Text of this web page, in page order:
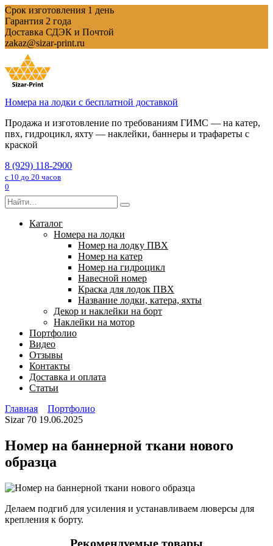
Перейти
к
содержанию
Срок изготовления 1 день
Гарантия 2 года
Доставка СДЭК и Почтой
zakaz@sizar-print.ru
Номера на лодки с бесплатной доставкой
Продажа и изготовление по требованиям ГИМС — на катер,
пвх, гидроцикл, яхту — наклейки, баннеры и трафареты с
краской
8 (929) 118-2900
с 10 до 20 часов
0
Search
for:
Каталог
Номера на лодки
Номер на лодку ПВХ
Номер на катер
Номер на гидроцикл
Навесной номер
Краска для лодок ПВХ
Название лодки, катера, яхты
Декор и наклейки на борт
Наклейки на мотор
Портфолио
Видео
Отзывы
Контакты
Доставка и оплата
Статьи
Главная
Портфолио
Sizar 70 19.06.2025
Номер на баннерной ткани нового
образца
Делаем подгиб для усиления и устанавливаем люверсы для
крепления к борту.